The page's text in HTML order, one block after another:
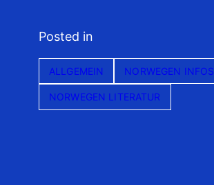
Posted in
ALLGEMEIN NORWEGEN INFOS
NORWEGEN LITERATUR